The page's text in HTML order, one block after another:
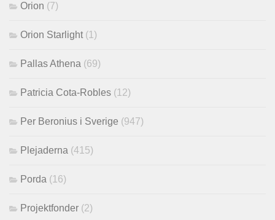
Orion (7)
Orion Starlight (1)
Pallas Athena (69)
Patricia Cota-Robles (12)
Per Beronius i Sverige (947)
Plejaderna (415)
Porda (16)
Projektfonder (2)